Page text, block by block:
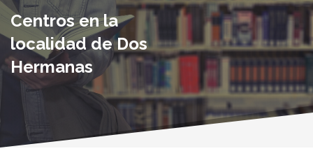
Centros en la
localidad de Dos
Hermanas